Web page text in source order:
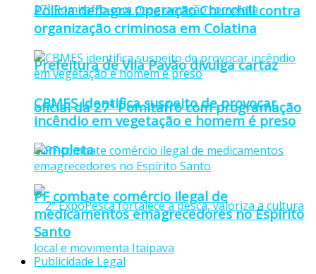
Prefeitura de Vila Pavão divulga cartaz
oficial da 27ª Pomitafro com programação
completa
Polícia deflagra Operação Churchill contra
organização criminosa em Colatina
CBMES identifica suspeito de provocar
incêndio em vegetação e homem é preso
PF combate comércio ilegal de
medicamentos emagrecedores no Espírito
Santo
Publicidade Legal